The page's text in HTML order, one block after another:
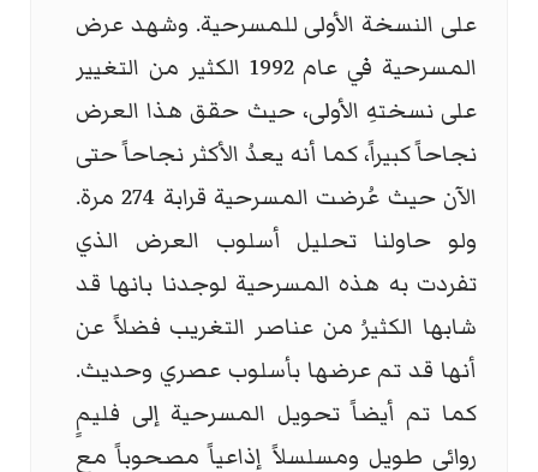
على النسخة الأولى للمسرحية. وشهد عرض
المسرحية في عام 1992 الكثير من التغيير
على نسختهِ الأولى، حيث حقق هذا العرض
نجاحاً كبيراً، كما أنه يعدُ الأكثر نجاحاً حتى
الآن حيث عُرضت المسرحية قرابة 274 مرة.
ولو حاولنا تحليل أسلوب العرض الذي
تفردت به هذه المسرحية لوجدنا بانها قد
شابها الكثيرُ من عناصر التغريب فضلاً عن
أنها قد تم عرضها بأسلوب عصري وحديث.
كما تم أيضاً تحويل المسرحية إلى فليمٍ
روائي طويل ومسلسلاً إذاعياً مصحوباً مع